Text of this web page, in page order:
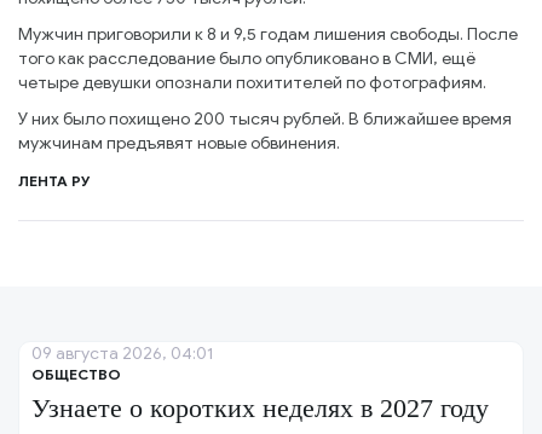
Мужчин приговорили к 8 и 9,5 годам лишения свободы. После
того как расследование было опубликовано в СМИ, ещё
четыре девушки опознали похитителей по фотографиям.
У них было похищено 200 тысяч рублей. В ближайшее время
мужчинам предъявят новые обвинения.
ЛЕНТА РУ
ОБЩЕСТВО
Узнаете о коротких неделях в 2027 году
09 августа 2026, 04:01